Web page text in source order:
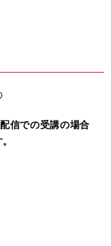
信での受講の場合